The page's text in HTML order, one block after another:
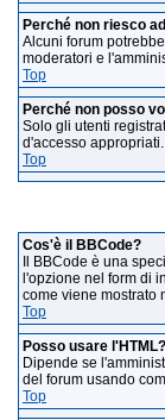
Perché non riesco
Alcuni forum
moderatori e
Top
Perché non posso
Solo gli utenti
d'accesso appropriati.
Top
Cos'è il BBCode?
Il BBCode è una
l'opzione nel form di
come viene mostrato
Top
Posso usare l'HTML?
Dipende se
del forum usando
Top